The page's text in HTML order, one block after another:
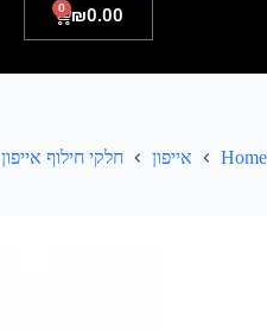
₪0.00
0
Home אייפון חלקי חילוף אייפון 5G